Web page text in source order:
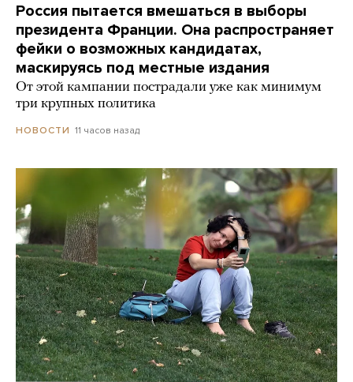
Россия пытается вмешаться в выборы
президента Франции. Она распространяет
фейки о возможных кандидатах,
маскируясь под местные издания
От этой кампании пострадали уже как минимум
три крупных политика
НОВОСТИ 11 часов назад